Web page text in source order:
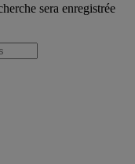
sera enregistrée